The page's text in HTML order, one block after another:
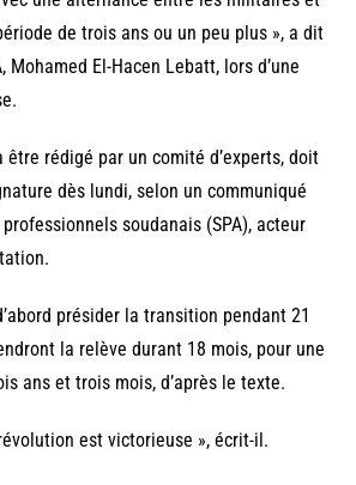
de trois ans ou un peu plus », a dit
Mohamed El-Hacen Lebatt, lors d’une
être rédigé par un comité d’experts, doit
dès lundi, selon un communiqué
soudanais (SPA), acteur
présider la transition pendant 21
la relève durant 18 mois, pour une
ans et trois mois, d’après le texte.
est victorieuse », écrit-il.